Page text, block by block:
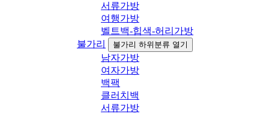
서류가방
여행가방
벨트백-힙색-허리가방
불가리
불가리 하위분류 열기
남자가방
여자가방
백팩
클러치백
서류가방